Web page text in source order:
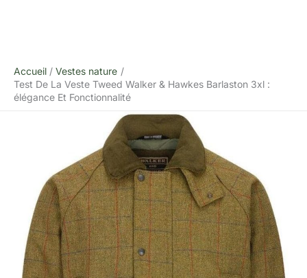
Accueil
Vestes nature
Test De La Veste Tweed Walker & Hawkes Barlaston 3xl :
élégance Et Fonctionnalité